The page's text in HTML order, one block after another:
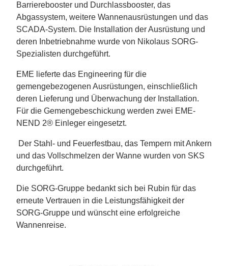
Barrierebooster und Durchlassbooster, das
Abgassystem, weitere Wannenausrüstungen und das
SCADA-System. Die Installation der Ausrüstung und
deren Inbetriebnahme wurde von Nikolaus SORG-
Spezialisten durchgeführt.
EME lieferte das Engineering für die
gemengebezogenen Ausrüstungen, einschließlich
deren Lieferung und Überwachung der Installation.
Für die Gemengebeschickung werden zwei EME-
NEND 2® Einleger eingesetzt.
Der Stahl- und Feuerfestbau, das Tempern mit Ankern
und das Vollschmelzen der Wanne wurden von SKS
durchgeführt.
Die SORG-Gruppe bedankt sich bei Rubin für das
erneute Vertrauen in die Leistungsfähigkeit der
SORG-Gruppe und wünscht eine erfolgreiche
Wannenreise.